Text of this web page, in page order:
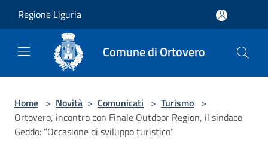
Regione Liguria
Comune di Ortovero
Home > Novità > Comunicati > Turismo >
Ortovero, incontro con Finale Outdoor Region, il sindaco
Geddo: “Occasione di sviluppo turistico”